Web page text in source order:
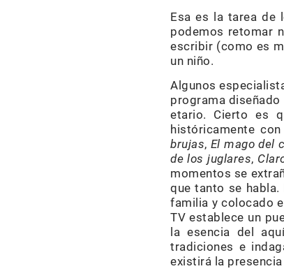
Esa es la tarea de
podemos retomar
escribir (como es
un niño.
Algunos
programa
etario. Cierto es
históricamente
brujas, El mago del
de los juglares,
momentos se
que tanto se
familia y colocado
TV establece un
la esencia del
tradiciones e
existirá la